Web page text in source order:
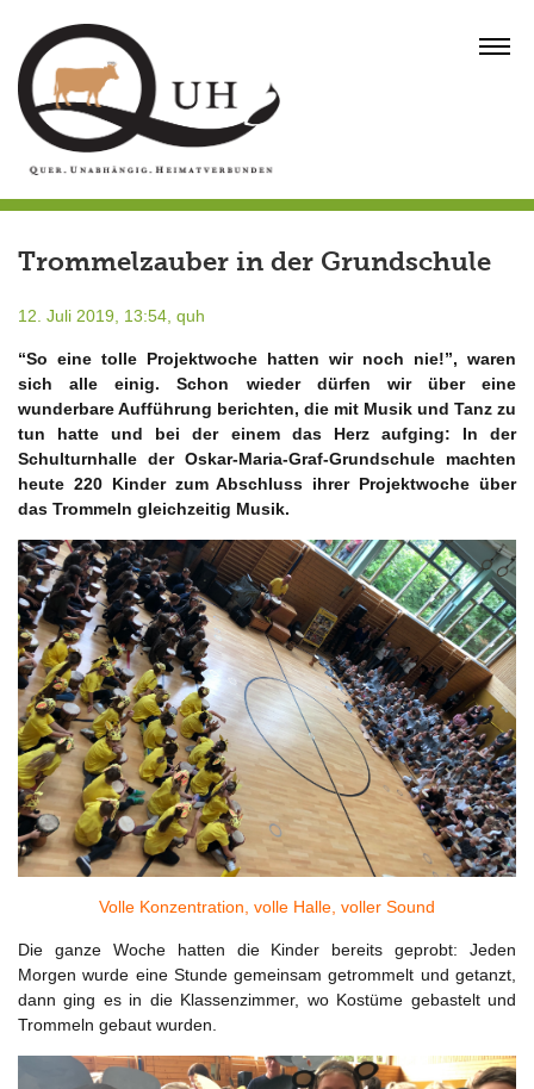
content
Trommelzauber in der Grundschule
12. Juli 2019, 13:54, quh
“So eine tolle Projektwoche hatten wir noch nie!”, waren
sich alleeinig. Schon wieder dürfen wir über eine
wunderbare Aufführung berichten, die mit Musik und Tanz zu
tun hatte und bei der einem das Herz aufging: In der
Schulturnhalle der Oskar-Maria-Graf-Grundschule machten
heute 220 Kinder zum Abschluss ihrer Projektwoche über
das Trommeln gleichzeitig Musik.
Volle Konzentration, volle Halle, voller Sound
Die ganze Woche hatten die Kinder bereits geprobt: Jeden
Morgen wurde eine Stunde gemeinsam getrommelt und getanzt,
dann ging es in die Klassenzimmer, wo Kostüme gebastelt und
Trommeln gebaut wurden.